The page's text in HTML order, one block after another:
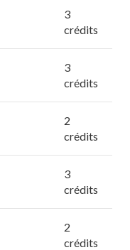
3
crédits
3
crédits
2
crédits
3
crédits
2
crédits